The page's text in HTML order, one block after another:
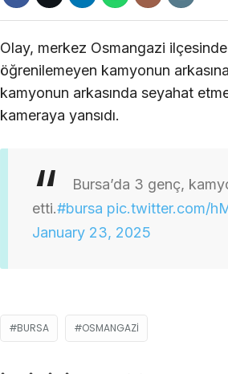
Olay, merkez Osmangazi
öğrenilemeyen kamyonun
kamyonun arkasında seyahat
kameraya yansıdı.
Bursa’da 3 genç,
etti.#bursa pic.twitter.com/
January 23, 2025
BURSA OSMANGAZI